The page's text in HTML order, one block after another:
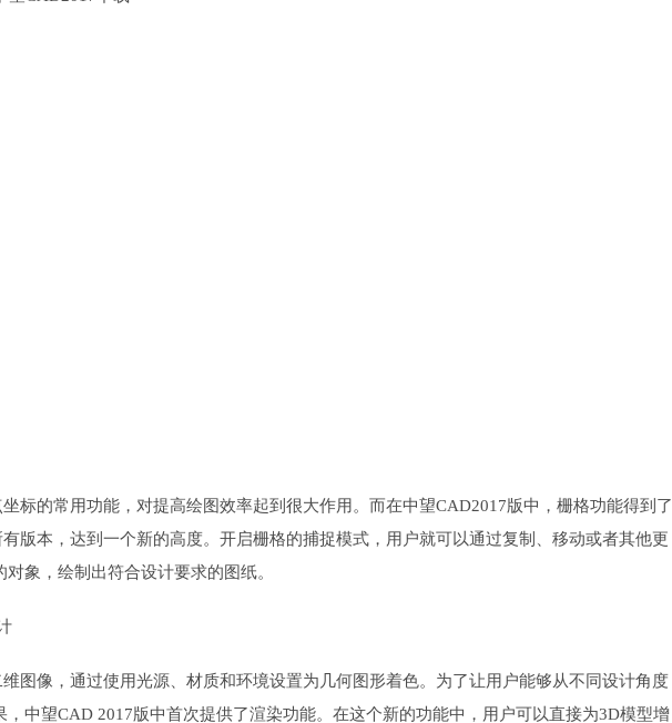
标的常用功能，对提高绘图效率起到很大作用。而在中望CAD2017版中，栅格功能得到了
版本，达到一个新的高度。开启栅格的捕捉模式，用户就可以通过复制、移动或者其他更
象，绘制出符合设计要求的图纸。
图像，通过使用光源、材质和环境设置为几何图形着色。为了让用户能够从不同设计角度
中望CAD 2017版中首次提供了渲染功能。在这个新的功能中，用户可以直接为3D模型增